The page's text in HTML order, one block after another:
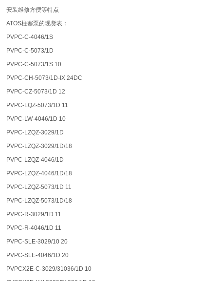
安装维修方便等特点
ATOS柱塞泵的现货表：
PVPC-C-4046/1S
PVPC-C-5073/1D
PVPC-C-5073/1S 10
PVPC-CH-5073/1D-IX 24DC
PVPC-CZ-5073/1D 12
PVPC-LQZ-5073/1D 11
PVPC-LW-4046/1D 10
PVPC-LZQZ-3029/1D
PVPC-LZQZ-3029/1D/18
PVPC-LZQZ-4046/1D
PVPC-LZQZ-4046/1D/18
PVPC-LZQZ-5073/1D 11
PVPC-LZQZ-5073/1D/18
PVPC-R-3029/1D 11
PVPC-R-4046/1D 11
PVPC-SLE-3029/10 20
PVPC-SLE-4046/1D 20
PVPCX2E-C-3029/31036/1D 10